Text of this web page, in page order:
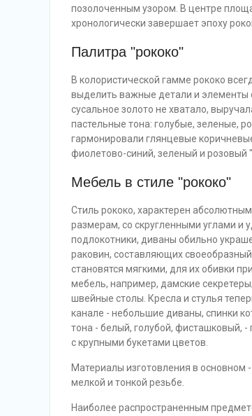
позолоченным узором. В центре
хронологически завершает эпоху
Палитра "рококо"
В колористической гамме рококо
выделить важные детали и элементы
сусальное золото не хватало,
пастельные тона: голубые, зеленые,
гармонировали глянцевые
фиолетово-синий, зеленый и розовый
Мебель в стиле "рококо"
Стиль рококо, характерен
размерам, со скругленными углами и
подлокотники, диваны обильно
раковин, составляющих
становятся мягкими, для их обивки
мебель, например, дамские
швейные столы. Кресла и стулья
канале - небольшие диваны, спинки
тона - белый, голубой, фисташковый,
с крупными букетами цветов.
Материалы изготовления в основном
мелкой и тонкой резьбе.
Наиболее распространенным